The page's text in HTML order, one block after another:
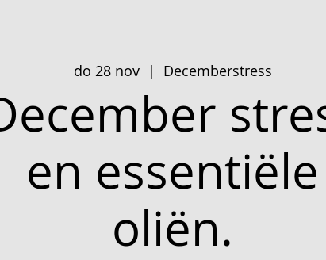
do 28 nov
  |
Decemberstress
en essentiële
oliën.